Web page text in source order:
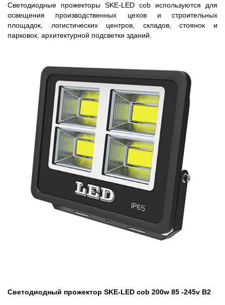
Светодиодные прожекторы SKE-LED cob используются для
освещения производственных цехов и строительных
площадок, логистических центров, складов, стоянок и
парковок, архитектурной подсветки зданий.
Светодиодный прожектор SKE-LED cob 200w 85 -245v В2